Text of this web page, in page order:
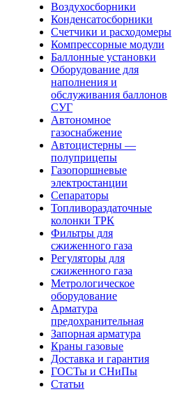
Воздухосборники
Конденсатосборники
Счетчики и расходомеры
Компрессорные модули
Баллонные установки
Оборудование для
наполнения и
обслуживания баллонов
СУГ
Автономное
газоснабжение
Автоцистерны —
полуприцепы
Газопоршневые
электростанции
Сепараторы
Топливораздаточные
колонки ТРК
Фильтры для
сжиженного газа
Регуляторы для
сжиженного газа
Метрологическое
оборудование
Арматура
предохранительная
Запорная арматура
Краны газовые
Доставка и гарантия
ГОСТы и СНиПы
Статьи